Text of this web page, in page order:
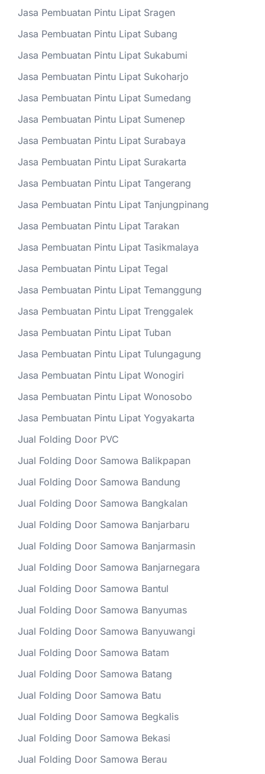
Jasa Pembuatan Pintu Lipat Sragen
Jasa Pembuatan Pintu Lipat Subang
Jasa Pembuatan Pintu Lipat Sukabumi
Jasa Pembuatan Pintu Lipat Sukoharjo
Jasa Pembuatan Pintu Lipat Sumedang
Jasa Pembuatan Pintu Lipat Sumenep
Jasa Pembuatan Pintu Lipat Surabaya
Jasa Pembuatan Pintu Lipat Surakarta
Jasa Pembuatan Pintu Lipat Tangerang
Jasa Pembuatan Pintu Lipat Tanjungpinang
Jasa Pembuatan Pintu Lipat Tarakan
Jasa Pembuatan Pintu Lipat Tasikmalaya
Jasa Pembuatan Pintu Lipat Tegal
Jasa Pembuatan Pintu Lipat Temanggung
Jasa Pembuatan Pintu Lipat Trenggalek
Jasa Pembuatan Pintu Lipat Tuban
Jasa Pembuatan Pintu Lipat Tulungagung
Jasa Pembuatan Pintu Lipat Wonogiri
Jasa Pembuatan Pintu Lipat Wonosobo
Jasa Pembuatan Pintu Lipat Yogyakarta
Jual Folding Door PVC
Jual Folding Door Samowa Balikpapan
Jual Folding Door Samowa Bandung
Jual Folding Door Samowa Bangkalan
Jual Folding Door Samowa Banjarbaru
Jual Folding Door Samowa Banjarmasin
Jual Folding Door Samowa Banjarnegara
Jual Folding Door Samowa Bantul
Jual Folding Door Samowa Banyumas
Jual Folding Door Samowa Banyuwangi
Jual Folding Door Samowa Batam
Jual Folding Door Samowa Batang
Jual Folding Door Samowa Batu
Jual Folding Door Samowa Begkalis
Jual Folding Door Samowa Bekasi
Jual Folding Door Samowa Berau